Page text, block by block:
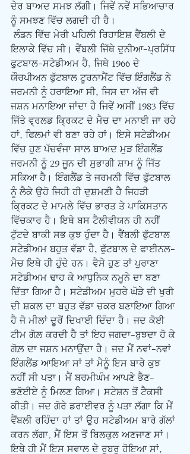
ਦੇਰ ਬਾਅਦ ਸਮਝ ਲੱਗੀ। ਜਿਵੇਂ ਨਵੇਂ ਸਭਿਆਚਾਰ
ਨੂੰ ਸਮਝਣ ਵਿੱਚ ਲਗਦੀ ਹੀ ਹੈ।
ਲੰਡਨ ਵਿੱਚ ਮੇਰੀ ਪਹਿਲੀ ਰਿਹਾਇਸ਼ ਵੈਂਬਲੀ ਦੇ
ਇਲਾਕੇ ਵਿੱਚ ਸੀ। ਵੈਂਬਲੀ ਜਿੱਥੇ ਦੁਨੀਆ-ਪ੍ਰਸਿੱਧ
ਫੁਟਬਾਲ-ਸਟੇਡੀਅਮ ਹੈ, ਜਿਥੇ 1966 ਦੇ
ਯੌਰਪੀਅਨ ਫੁੱਟਬਾਲ ਟੂਰਨਾਮੈਂਟ ਵਿੱਚ ਇੰਗਲੈਂਡ ਨੇ
ਜਰਮਨੀ ਨੂੰ ਹਰਾਇਆ ਸੀ, ਜਿਸ ਦਾ ਅੱਜ ਵੀ
ਜਸ਼ਨ ਮਨਾਇਆ ਜਾਂਦਾ ਹੈ ਜਿਵੇਂ ਅਸੀਂ 1983 ਵਿੱਚ
ਜਿੱਤੇ ਵ੍ਰਲਡ ਕ੍ਰਿਕਟ ਦੇ ਮੈਚ ਦਾ ਮਨਾਈ ਜਾ ਰਹੇ
ਹਾਂ, ਫਿਲਮਾਂ ਵੀ ਬਣਾ ਰਹੇ ਹਾਂ। ਇਸੇ ਸਟੇਡੀਅਮ
ਵਿੱਚ ਹੁਣ ਪੱਚਵੰਜਾ ਸਾਲ ਬਾਅਦ ਮੁੜ ਇੰਗਲੈਂਡ
ਜਰਮਨੀ ਨੂੰ 29 ਜੂਨ ਦੀ ਸੁਭਾਗੀ ਸ਼ਾਮ ਨੂੰ ਜਿੱਤ
ਸਕਿਆ ਹੈ। ਇੰਗਲੈਂਡ ਤੇ ਜਰਮਨੀ ਵਿੱਚ ਫੁੱਟਬਾਲ
ਨੂੰ ਲੈਕੇ ਉਹੋ ਜਿਹੀ ਹੀ ਦੁਸ਼ਮਣੀ ਹੈ ਜਿਹੜੀ
ਕ੍ਰਿਕਟ ਦੇ ਮਾਮਲੇ ਵਿੱਚ ਭਾਰਤ ਤੇ ਪਾਕਿਸਤਾਨ
ਵਿੱਚਕਾਰ ਹੈ। ਇਥੇ ਬਸ ਟੈਲੀਵੀਯਨ ਹੀ ਨਹੀਂ
ਟੁੱਟਦੇ ਬਾਕੀ ਸਭ ਕੁਝ ਹੁੰਦਾ ਹੈ। ਵੈਂਬਲੀ ਫੁੱਟਬਾਲ
ਸਟੇਡੀਅਮ ਬਹੁਤ ਵੱਡਾ ਹੈ, ਫੁੱਟਬਾਲ ਦੇ ਫਾਈਨਲ-
ਮੈਚ ਇਥੇ ਹੀ ਹੁੰਦੇ ਹਨ। ਵੈਸੇ ਹੁਣ ਤਾਂ ਪੁਰਾਣਾ
ਸਟੇਡੀਅਮ ਢਾਹ ਕੇ ਆਧੁਨਿਕ ਨਮੂਨੇ ਦਾ ਬਣਾ
ਦਿੱਤਾ ਗਿਆ ਹੈ। ਸਟੇਡੀਅਮ ਮੁਹਰੇ ਘੋੜੇ ਦੀ ਖੁਰੀ
ਦੀ ਸ਼ਕਲ ਦਾ ਬਹੁਤ ਵੱਡਾ ਚਕਰ ਬਣਾਇਆ ਗਿਆ
ਹੈ ਜੋ ਮੀਲਾਂ ਦੂਰੋਂ ਦਿਖਾਈ ਦਿੰਦਾ ਹੈ। ਜਦ ਕੋਈ
ਟੀਮ ਗੋਲ਼ ਕਰਦੀ ਹੈ ਤਾਂ ਇਹ ਜਗਦਾ-ਬੁਝਦਾ ਹੋ ਕੇ
ਗੋਲ਼ ਦਾ ਜਸ਼ਨ ਮਨਾਉਂਦਾ ਹੈ। ਜਦ ਮੈਂ ਨਵਾਂ-ਨਵਾਂ
ਇੰਗਲੈਂਡ ਆਇਆ ਸਾਂ ਤਾਂ ਮੈਨੂੰ ਇਸ ਬਾਰੇ ਕੁਝ
ਨਹੀਂ ਸੀ ਪਤਾ। ਮੈਂ ਬਰਮੀਘੰਮ ਆਪਣੇ ਭੈਣ-
ਭਣੋਈਏ ਨੂੰ ਮਿਲਣ ਗਿਆ। ਸਟੇਸ਼ਨ ਤੋਂ ਟੈਕਸੀ
ਕੀਤੀ। ਜਦ ਗੋਰੇ ਡਰਾਈਵਰ ਨੂੰ ਪਤਾ ਲੱਗਾ ਕਿ ਮੈਂ
ਵੈਂਬਲੀ ਰਹਿੰਦਾ ਹਾਂ ਤਾਂ ਉਹ ਸਟੇਡੀਅਮ ਬਾਰੇ ਗੱਲਾਂ
ਕਰਨ ਲੱਗਾ, ਮੈਂ ਇਸ ਤੋਂ ਬਿਲਕੁਲ ਅਣਜਾਣ ਸਾਂ।
ਇਥੇ ਹੀ ਮੈਂ ਇਸ ਸਵਾਲ ਦੇ ਰੁਬਰੂ ਹੋਇਆ ਸਾਂ,